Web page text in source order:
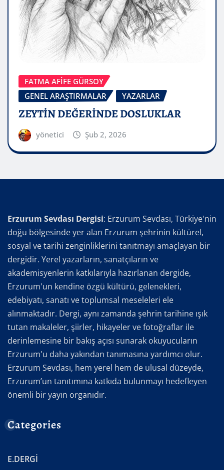
FATMA AFİFE GÜRSOY
GENEL ARAŞTIRMALAR
YAZARLAR
ZEYTİN DEĞERİNDE DOSLUKLAR
yönetici Şub 2, 2026
Erzurum Sevdası Dergisi: Erzurum Sevdası, Türkiye'nin
doğu bölgesinde yer alan Erzurum şehrinin kültürel,
sosyal ve tarihi zenginliklerini tanıtmayı amaçlayan bir
dergidir. Yerel yazarların, sanatçıların ve
akademisyenlerin katkılarıyla hazırlanan dergide,
Erzurum'un kendine özgü kültürü, gelenekleri,
edebiyatı, sanatı ve toplumsal meseleleri ele
alınmaktadır. Dergi, aynı zamanda şehrin tarihine ışık
tutan makaleler, şiirler, hikayeler ve fotoğraflar ile
derinlemesine bir bakış açısı sunarak okuyucuların
Erzurum'u daha yakından tanımasına yardımcı olur.
Erzurum Sevdası, hem yerel hem de ulusal düzeyde,
Erzurum’un tanıtımına katkıda bulunmayı hedefleyen
önemli bir yayın organıdır.
Categories
E.DERGİ